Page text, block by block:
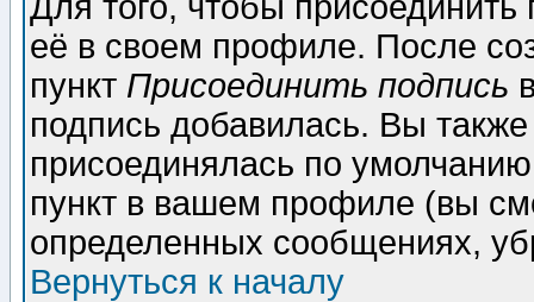
её в своем профиле. После
пункт Присоединить подпись
подпись добавилась. Вы
присоединялась по
пункт в вашем профиле (вы
определенных сообщениях,
Вернуться к началу